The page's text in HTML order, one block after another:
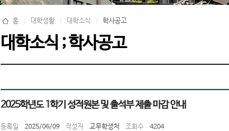
홈 대학생활 대학소식 학사공고
대학소식 ; 학사공고
2025학년도 1학기 성적원본 및 출석부 제출 마감 안내
등록일 2025/06/09 작성자 교무학생처 조회수 4204